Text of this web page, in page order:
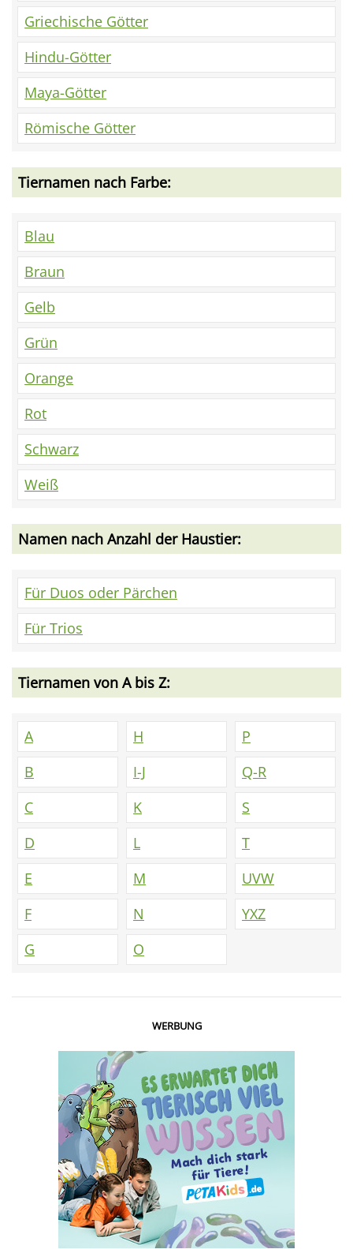
Griechische Götter
Hindu-Götter
Maya-Götter
Römische Götter
Tiernamen nach Farbe:
Blau
Braun
Gelb
Grün
Orange
Rot
Schwarz
Weiß
Namen nach Anzahl der Haustier:
Für Duos oder Pärchen
Für Trios
Tiernamen von A bis Z:
A
B
C
D
E
F
G
H
I-J
K
L
M
N
O
P
Q-R
S
T
UVW
YXZ
WERBUNG